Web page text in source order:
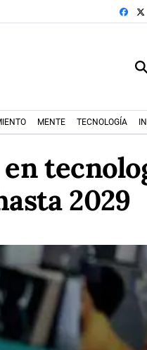
MENTE TECNOLOGÍA
2029